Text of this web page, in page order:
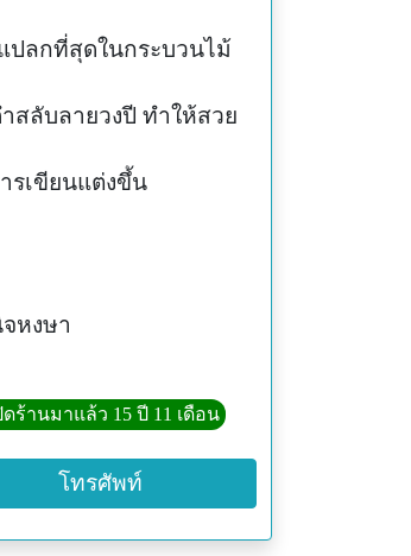
ปลกที่สุดในกระบวนไม้
สลับลายวงปี ทำให้สวย
รเขียนแต่งขึ้น
หงษา
ดร้านมาแล้ว 15 ปี 11 เดือน
โทรศัพท์